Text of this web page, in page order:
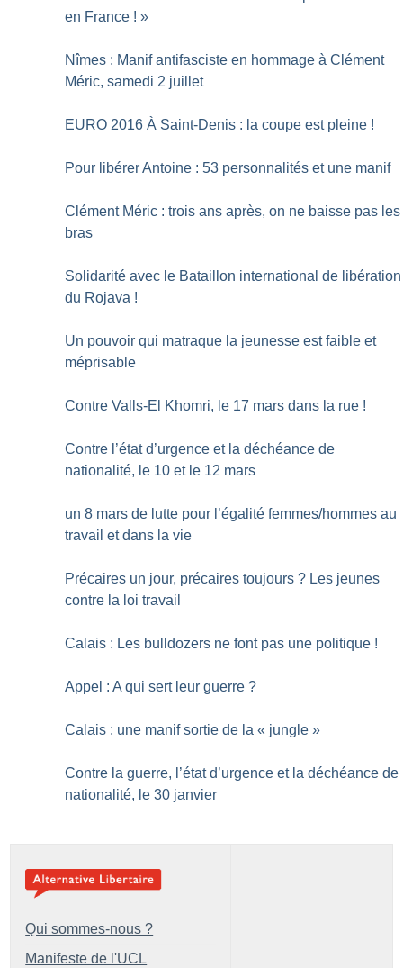
en France ! »
Nîmes : Manif antifasciste en hommage à Clément
Méric, samedi 2 juillet
EURO 2016 À Saint-Denis : la coupe est pleine !
Pour libérer Antoine : 53 personnalités et une manif
Clément Méric : trois ans après, on ne baisse pas les
bras
Solidarité avec le Bataillon international de libération
du Rojava !
Un pouvoir qui matraque la jeunesse est faible et
méprisable
Contre Valls-El Khomri, le 17 mars dans la rue !
Contre l’état d’urgence et la déchéance de
nationalité, le 10 et le 12 mars
un 8 mars de lutte pour l’égalité femmes/hommes au
travail et dans la vie
Précaires un jour, précaires toujours ? Les jeunes
contre la loi travail
Calais : Les bulldozers ne font pas une politique !
Appel : A qui sert leur guerre ?
Calais : une manif sortie de la « jungle »
Contre la guerre, l’état d’urgence et la déchéance de
nationalité, le 30 janvier
Qui sommes-nous ?
Manifeste de l'UCL